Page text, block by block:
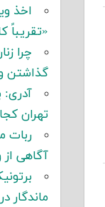
اخذ
«تقریباً
گذاشتن
آدری:
تهران
آگاهی
ماندگار